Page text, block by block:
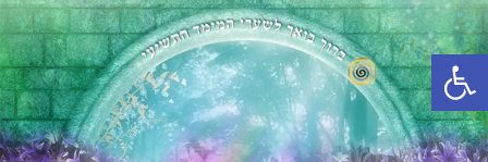
פתח סרגל נגישות